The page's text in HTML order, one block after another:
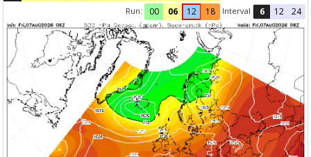
Run:
00 06 12 18 Interval 6 12 24